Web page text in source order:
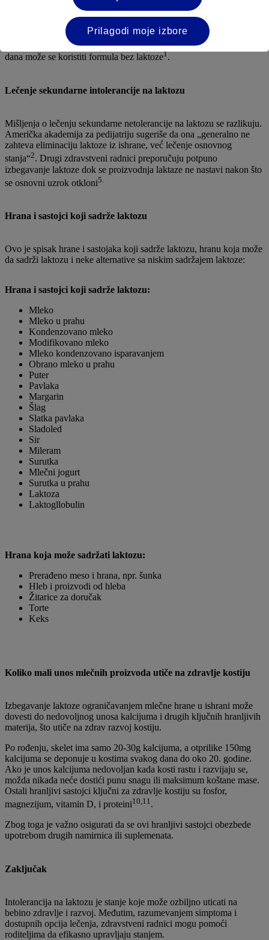
U drugim slučajevima, gde je možda potrebno potpuno izbegavati
laktozu, treba voditi računa da njihova ishrana bude i dalje nutritivno
uravnotežena. Za bebe koje se hrane formulom mlađe od godinu
dana može se koristiti formula bez laktoze1.
Lečenje sekundarne intolerancije na laktozu
Mišljenja o lečenju sekundarne netolerancije na laktozu se razlikuju.
Američka akademija za pedijatriju sugeriše da ona „generalno ne
zahteva eliminaciju laktoze iz ishrane, već́ lečenje osnovnog
stanja“2. Drugi zdravstveni radnici preporučuju potpuno
izbegavanje laktoze dok se proizvodnja laktaze ne nastavi nakon što
se osnovni uzrok otkloni5.
Hrana i sastojci koji sadrže laktozu
Ovo je spisak hrane i sastojaka koji sadrže laktozu, hranu koja može
da sadrži laktozu i neke alternative sa niskim sadržajem laktoze:
Hrana i sastojci koji sadrže laktozu:
Mleko
Mleko u prahu
Kondenzovano mleko
Modifikovano mleko
Mleko kondenzovano isparavanjem
Obrano mleko u prahu
Puter
Pavlaka
Margarin
Šlag
Slatka pavlaka
Sladoled
Sir
Mileram
Surutka
Mlečni jogurt
Surutka u prahu
Laktoza
Laktogllobulin
Hrana koja može sadržati laktozu:
Prerađeno meso i hrana, npr. šunka
Hleb i proizvodi od hleba
Žitarice za doručak
Torte
Keks
Koliko mali unos mlečnih proizvoda utiče na zdravlje kostiju
Izbegavanje laktoze ograničavanjem mlečne hrane u ishrani može
dovesti do nedovoljnog unosa kalcijuma i drugih ključnih hranljivih
materija, što utiče na zdrav razvoj kostiju.
Po rođenju, skelet ima samo 20-30g kalcijuma, a otprilike 150mg
kalcijuma se deponuje u kostima svakog dana do oko 20. godine.
Ako je unos kalcijuma nedovoljan kada kosti rastu i razvijaju se,
možda nikada neće dostići punu snagu ili maksimum koštane mase.
Ostali hranljivi sastojci ključni za zdravlje kostiju su fosfor,
magnezijum, vitamin D, i proteini10,11 .
Zbog toga je važno osigurati da se ovi hranljivi sastojci obezbede
upotrebom drugih namirnica ili suplemenata.
Zaključak
Intolerancija na laktozu je stanje koje može ozbiljno uticati na
bebino zdravlje i razvoj. Međutim, razumevanjem simptoma i
dostupnih opcija lečenja, zdravstveni radnici mogu pomoći
roditeljima da efikasno upravljaju stanjem.
Prilagodi moje izbore